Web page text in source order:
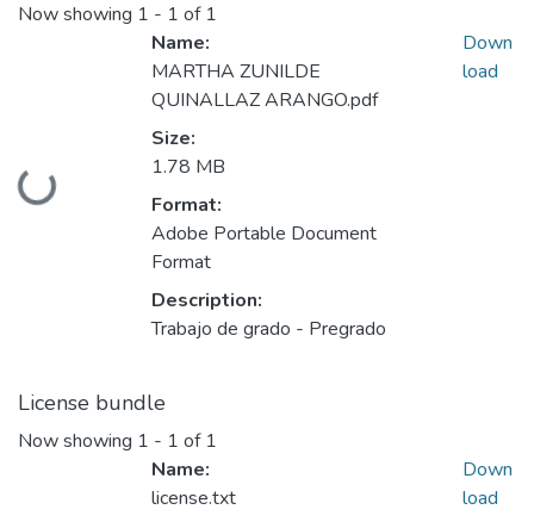
Now showing 1 - 1 of 1
Loading...
Name:
MARTHA ZUNILDE
QUINALLAZ ARANGO.pdf
Size:
1.78 MB
Format:
Adobe Portable Document
Format
Description:
Trabajo de grado - Pregrado
Down
load
License bundle
Now showing 1 - 1 of 1
Name:
license.txt
Down
load